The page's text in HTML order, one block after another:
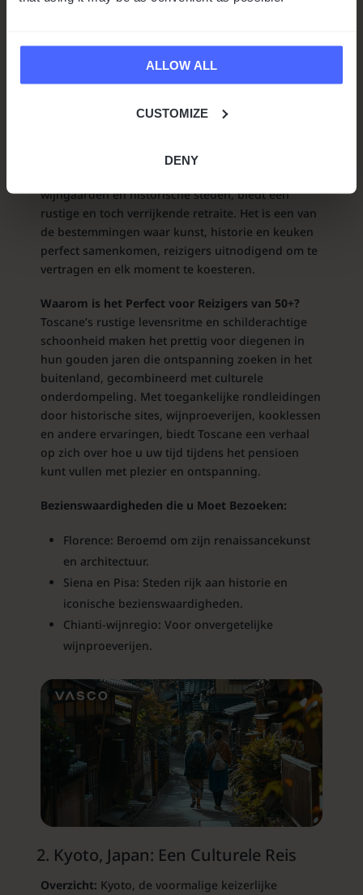
ALLOW ALL
CUSTOMIZE
DENY
wijngaarden en historische steden, biedt een
rustige en toch verrijkende retraite. Het is een van
de bestemmingen waar kunst, historie en keuken
perfect samenkomen, reizigers uitnodigend om te
vertragen en elk moment te koesteren.
Waarom is het Perfect voor Reizigers van 50+?
Toscane’s rustige levensritme en schilderachtige
schoonheid maken het prettig voor diegenen in
hun gouden jaren die ontspanning zoeken in het
buitenland, gecombineerd met culturele
onderdompeling. Met toegankelijke rondleidingen
door historische sites, wijnproeverijen, kooklessen
en andere ervaringen, biedt Toscane een verhaal
op zich over hoe u uw tijd tijdens het pensioen
kunt vullen met plezier en ontspanning.
Bezienswaardigheden die u Moet Bezoeken:
Florence: Beroemd om zijn renaissancekunst
en architectuur.
Siena en Pisa: Steden rijk aan historie en
iconische bezienswaardigheden.
Chianti-wijnregio: Voor onvergetelijke
wijnproeverijen.
2. Kyoto, Japan: Een Culturele Reis
Overzicht: Kyoto, de voormalige keizerlijke